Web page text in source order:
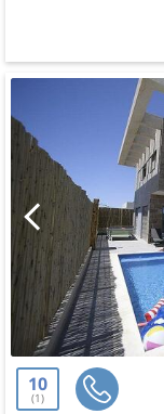
10
1